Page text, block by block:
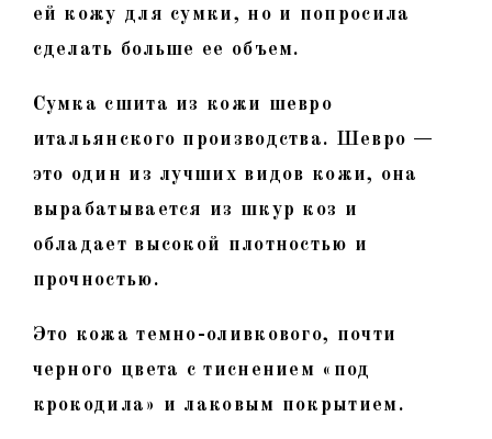
ей кожу для сумки, но и попросила
сделать больше ее объем.
Сумка сшита из кожи шевро
итальянского производства. Шевро —
это один из лучших видов кожи, она
вырабатывается из шкур коз и
обладает высокой плотностью и
прочностью.
Это кожа темно-оливкового, почти
черного цвета с тиснением «под
крокодила» и лаковым покрытием.